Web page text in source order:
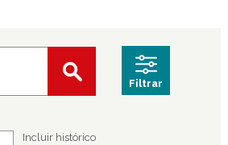
Filtrar
Incluir histórico